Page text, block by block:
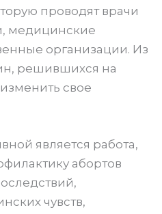
проводят врачи
медицинские
организации. Из
решившихся на
изменить свое
является работа,
абортов
чувств,